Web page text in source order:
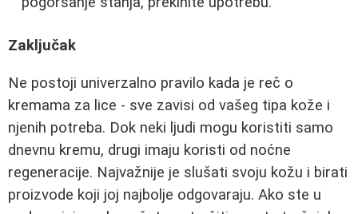
Zaključak
Ne postoji univerzalno pravilo kada je reč o
kremama za lice - sve zavisi od vašeg tipa kože i
njenih potreba. Dok neki ljudi mogu koristiti samo
dnevnu kremu, drugi imaju koristi od noćne
regeneracije. Najvažnije je slušati svoju kožu i birati
proizvode koji joj najbolje odgovaraju. Ako ste u